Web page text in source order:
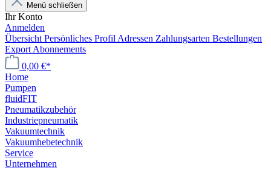
Menü schließen
Ihr Konto
Anmelden
Übersicht Persönliches Profil Adressen Zahlungsarten Bestellungen
Export Abonnements
0,00 €*
Home
Pumpen
fluidFIT
Pneumatikzubehör
Industriepneumatik
Vakuumtechnik
Vakuumhebetechnik
Service
Unternehmen